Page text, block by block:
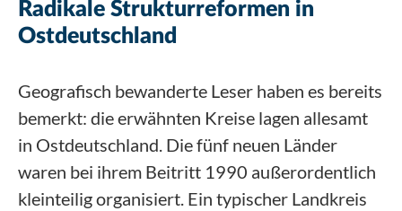
Radikale Strukturreformen in
Ostdeutschland
Geografisch bewanderte Leser haben es bereits
bemerkt: die erwähnten Kreise lagen allesamt
in Ostdeutschland. Die fünf neuen Länder
waren bei ihrem Beitritt 1990 außerordentlich
kleinteilig organisiert. Ein typischer Landkreis